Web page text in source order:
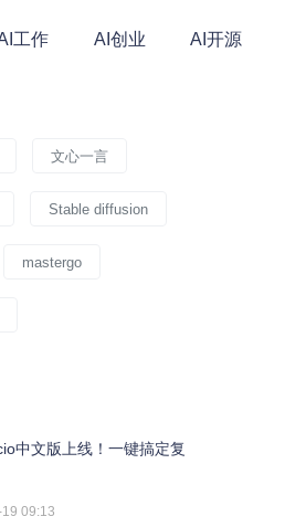
工作 AI创业 AI开源
文心一言
Stable diffusion
mastergo
中文版上线！一键搞定复
09:13